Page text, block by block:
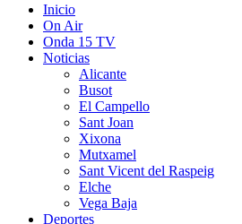
Inicio
On Air
Onda 15 TV
Noticias
Alicante
Busot
El Campello
Sant Joan
Xixona
Mutxamel
Sant Vicent del Raspeig
Elche
Vega Baja
Deportes